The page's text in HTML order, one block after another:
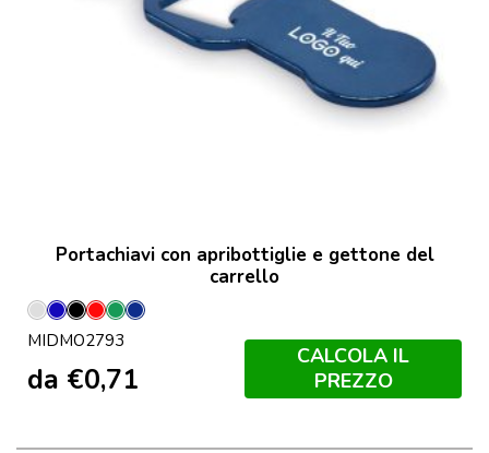
Portachiavi con apribottiglie e gettone del
carrello
Argento
BluNeroRosso
VerdeFrancese
MIDMO2793
da €0,71
CALCOLA IL
PREZZO